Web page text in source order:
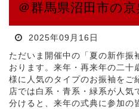
＠群馬県沼田市の
2025年09月16日
ただいま開催中の「夏の新作振
おります。来年・再来年の二十
様に人気のタイプのお振袖をご
店では白系・青系・緑系が人気
分けると、来年の式典に参加の